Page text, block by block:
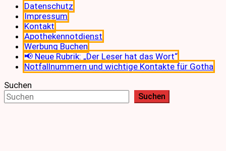
Datenschutz
Impressum
Kontakt
Apothekennotdienst
Werbung Buchen
📢 Neue Rubrik: „Der Leser hat das Wort“
Notfallnummern und wichtige Kontakte für Gotha
Suchen
Suchen